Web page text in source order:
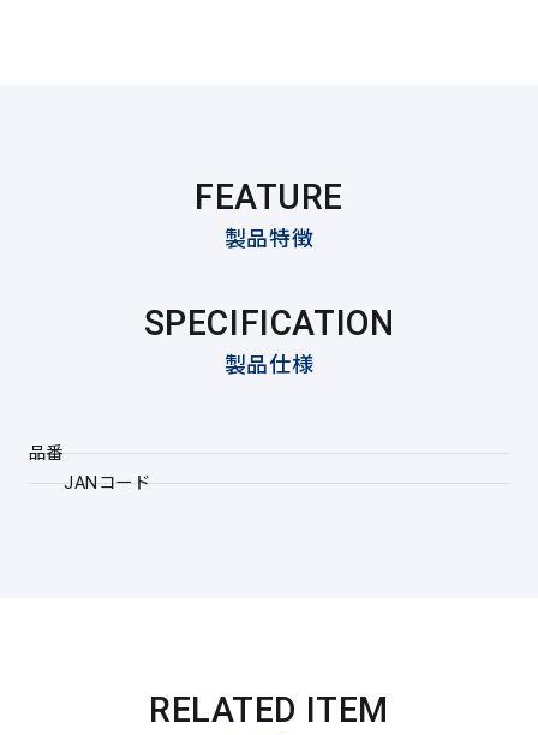
FEATURE
製品特徴
SPECIFICATION
製品仕様
品番
JANコード
RELATED ITEM